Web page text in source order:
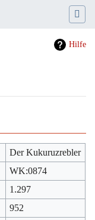
Hilfe
Der Kukuruzrebler
WK:0874
1.297
952